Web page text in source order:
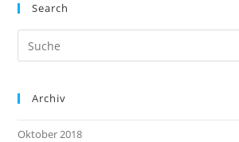
Search
Archiv
Oktober 2018